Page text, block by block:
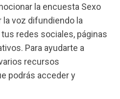
la encuesta Sexo
la voz difundiendo la
redes sociales, páginas
Para ayudarte a
recursos
podrás acceder y